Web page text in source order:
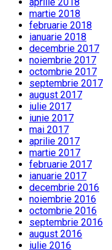
martie 2018
februarie 2018
ianuarie 2018
decembrie 2017
noiembrie 2017
octombrie 2017
septembrie 2017
august 2017
iulie 2017
iunie 2017
mai 2017
aprilie 2017
martie 2017
februarie 2017
ianuarie 2017
decembrie 2016
noiembrie 2016
octombrie 2016
septembrie 2016
august 2016
iulie 2016